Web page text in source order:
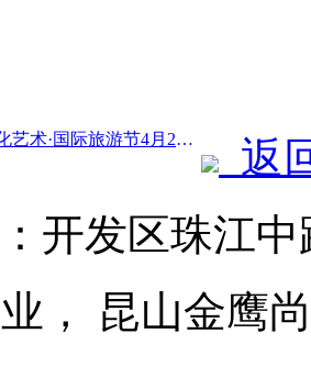
前一篇：江南文化艺术·国际旅游节4月25日启幕
返
开发区珠江
业， 昆山金